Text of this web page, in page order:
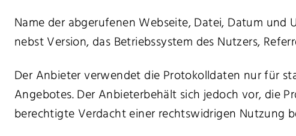
Name der abgerufenen Webseite, Datei, Datum
nebst Version, das Betriebssystem des Nutzers,
Der Anbieter verwendet die Protokolldaten nur für
Angebotes. Der Anbieterbehält sich jedoch vor, die
berechtigte Verdacht einer rechtswidrigen Nutzung